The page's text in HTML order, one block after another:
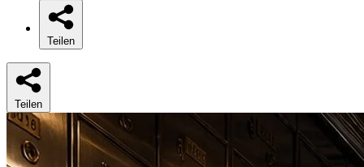
Teilen
Teilen